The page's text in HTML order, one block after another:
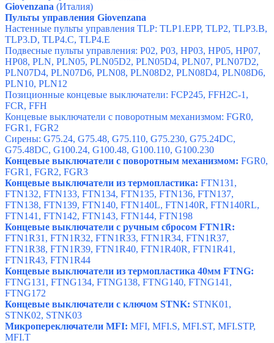
Giovenzana (Италия)
Пульты управления Giovenzana
Настенные пульты управления TLP: TLP1.EPP, TLP2, TLP3.B,
TLP3.D, TLP4.C, TLP4.E
Подвесные пульты управления: P02, P03, HP03, HP05, HP07,
HP08, PLN, PLN05, PLN05D2, PLN05D4, PLN07, PLN07D2,
PLN07D4, PLN07D6, PLN08, PLN08D2, PLN08D4, PLN08D6,
PLN10, PLN12
Позиционные концевые выключатели: FCP245, FFH2C-1,
FCR, FFH
Концевые выключатели с поворотным механизмом: FGR0,
FGR1, FGR2
Сирены: G75.24, G75.48, G75.110, G75.230, G75.24DC,
G75.48DC, G100.24, G100.48, G100.110, G100.230
Концевые выключатели с поворотным механизмом: FGR0,
FGR1 , FGR2, FGR3
Концевые выключатели из термопластика: FTN131 ,
FTN132, FTN133, FTN134, FTN135, FTN136, FTN137,
FTN138, FTN139, FTN140, FTN140L, FTN140R, FTN140RL,
FTN141 , FTN142, FTN143, FTN144, FTN198
Концевые выключатели с ручным сбросом FTN1R:
FTN1R31 , FTN1R32, FTN1R33, FTN1R34, FTN1R37,
FTN1R38, FTN1R39, FTN1R40, FTN1R40R, FTN1R41 ,
FTN1R43, FTN1R44
Концевые выключатели из термопластика 40мм FTNG:
FTNG131 , FTNG134, FTNG138, FTNG140, FTNG141 ,
FTNG172
Концевые выключатели с ключом STNK: STNK01 ,
STNK02, STNK03
Микропереключатели MFI: MFI, MFI.S, MFI.ST, MFI.STP,
MFI.T